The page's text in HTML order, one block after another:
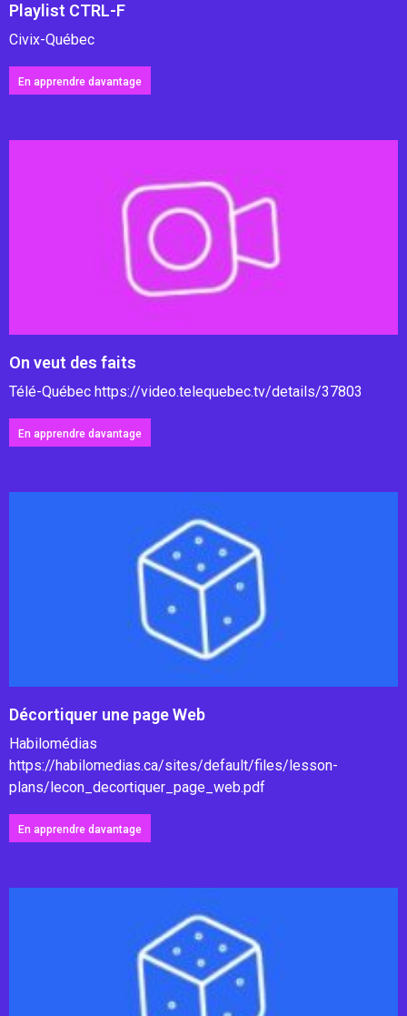
Playlist CTRL-F
Civix-Québec
En apprendre davantage
On veut des faits
Télé-Québec https://video.telequebec.tv/details/37803
En apprendre davantage
Décortiquer une page Web
Habilomédias
https://habilomedias.ca/sites/default/files/lesson-
plans/lecon_decortiquer_page_web.pdf
En apprendre davantage